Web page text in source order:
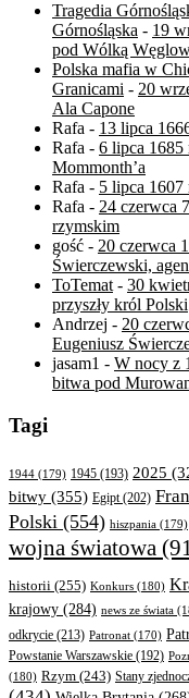
Tragedia
Górnośląska - 19
pod Wólką
Polska mafia w
Granicami - 20
Ala Capone
Rafa - 13 lipca
Rafa - 6 lipca 1685
Mommonth’a
Rafa - 5 lipca 1607
Rafa - 24 czerwca
rzymskim
gość - 20 czerwca
Świerczewski,
ToTemat - 30
przyszły król Polski
Andrzej - 20
Eugeniusz
jasam1 - W nocy z
bitwa pod
Tagi
1944 (179) 1945 (193) 2025
bitwy (355) Egipt(202)
Polski (554) hiszpania (179)
wojna światowa
historii (255) Konkurs (180)
krajowy (284) news ze świata
odkrycie (213) Patronat (170)
Powstanie Warszawskie (192)
(180) Rzym (243) Stany